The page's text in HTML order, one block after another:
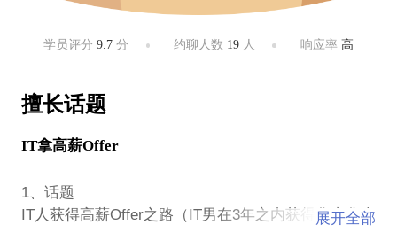
学员评分9.7 分 约聊人数 19人 响应率 高
擅长话题
IT拿高薪Offer
1、话题
IT人获得高薪Offer之路（IT男在3年之内获得华东华南
展开全部